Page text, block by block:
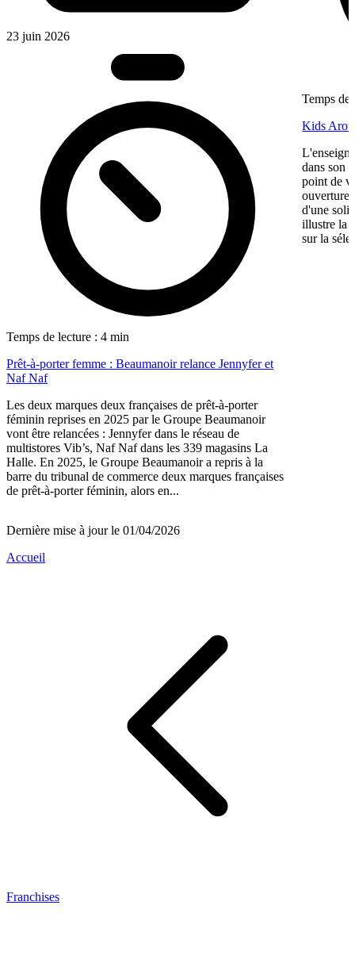
23 juin 2026
Temps de lecture : 4 min
Prêt-à-porter femme : Beaumanoir relance Jennyfer et
Naf Naf
Les deux marques deux françaises de prêt-à-porter
féminin reprises en 2025 par le Groupe Beaumanoir
vont être relancées : Jennyfer dans le réseau de
multistores Vib’s, Naf Naf dans les 339 magasins La
Halle. En 2025, le Groupe Beaumanoir a repris à la
barre du tribunal de commerce deux marques françaises
de prêt-à-porter féminin, alors en...
Temps de
Kids
dans son
point de
ouverture,
d'une
illustre la
sur la
Dernière mise à jour le 01/04/2026
Accueil
Franchises